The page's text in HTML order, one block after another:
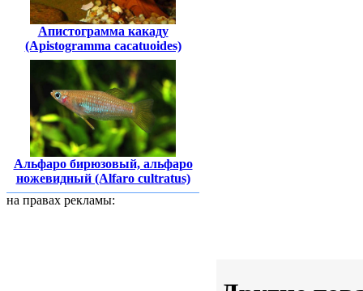
Апистограмма какаду
(Apistogramma cacatuoides)
Альфаро бирюзовый, альфаро
ножевидный (Alfaro cultratus)
на правах рекламы: